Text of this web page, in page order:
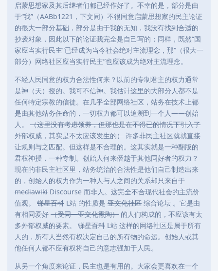
启蒙思想家及其后继者们都已经作好了。不幸的是，部分是由
于“我”（AABb1221，下文同）不很同意启蒙思想家的民主论证
的很大一部分基础，部分是由于我的无知，我没有找到合适的
抄袭对象，因此以下的论证我完全是自己写的；同样，既然“国
家应当实行民主”已经成为当今社会绝对主流理念，那“（很大一
部分）网络社区应当实行民主”也应该成为绝对主流理念。
不经人民同意的权力合法性何来？以前的专制君主的权力通常
是神（天）授的。我可不信神。我估计这里的大部分人都不是
任何特定宗教的信徒。在几乎全部网络社区，站务在技术上都
是由其他站务任命的，一切权力都可以追溯到一个人——创始
人。 （这里没有考虑领养，但那也是在不得已的情况下引入了
外部权威，其实是不太应该发生的） 许多非民主社区就就直接
让规则与之匹配。但这样是不合理的。这其实就是一种翻版的
君权神授，一种专制。创始人何来僭越于其他同好者的权力？
现在的非民主社区里，站务统治的合法性是他们自己制造出来
的，创始人的权力作为一种人与人之间的关系却只来自于
mediawiki Discourse 而非人。这完全不合现代社会的主流价
值观。 锑星百科 L站 的性质是 亚文化社区 综合论坛 。它是由
有相同爱好 （受同一亚文化熏陶） 的人们构成的，不应该有太
多外部权威的要素。 锑星百科 L站 这样的网络社区是属于所有
人的，所有人当然有权决定自己的所有物的命运。创始人或其
他任何人都不应有权将自己的意志强加于人民。
从另一个角度来论证，民主也是有用的。大家会更喜欢在一个